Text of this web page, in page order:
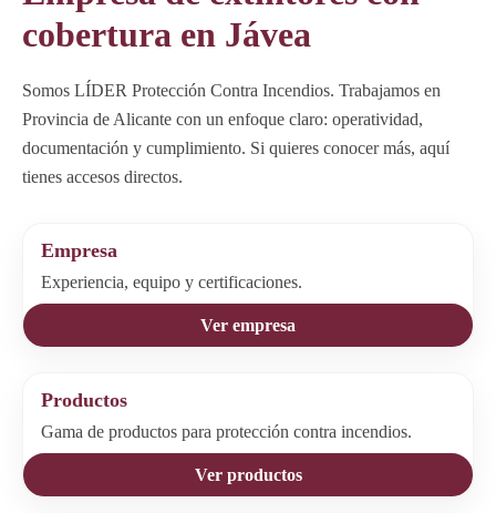
cobertura en Jávea
Somos LÍDER Protección Contra Incendios. Trabajamos en
Provincia de Alicante con un enfoque claro: operatividad,
documentación y cumplimiento. Si quieres conocer más, aquí
tienes accesos directos.
Empresa
Experiencia, equipo y certificaciones.
Ver empresa
Productos
Gama de productos para protección contra incendios.
Ver productos